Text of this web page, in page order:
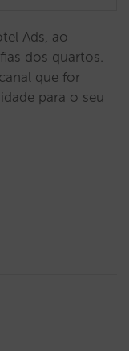
Ads, ao
dos quartos.
que for
para o seu